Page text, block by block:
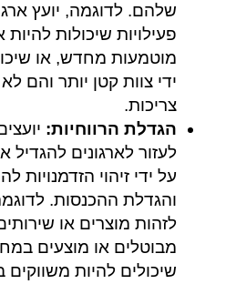
שלהם. לדוגמה, יועץ
פעילויות שיכולות להיות
מוטמעות מחדש, או
ידי צוות קטן יותר והם
צריכות.
הגדלת הרווחיות:
לעזור לארגונים
על ידי זיהוי הזדמנויות
והגדלת ההכנסות.
לזהות מוצרים או
מבוטלים או מוצעים
שיכולים להיות משווקים